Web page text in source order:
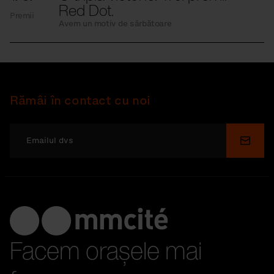
Premii Red Dot.
Avem un motiv de sărbătoare
Rămâi în contact cu noi
Facem orașele mai